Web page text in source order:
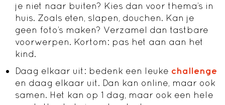
je niet naar buiten? Kies dan voor thema’s in
huis. Zoals eten, slapen, douchen. Kan je
geen foto’s maken? Verzamel dan tastbare
voorwerpen. Kortom: pas het aan aan het
kind.
Daag elkaar uit: bedenk een leuke challenge
en daag elkaar uit. Dan kan online, maar ook
samen. Het kan op 1 dag, maar ook een hele